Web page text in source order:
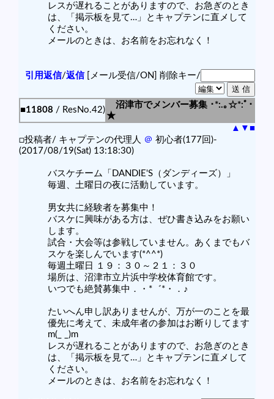
レスが遅れることがありますので、お急ぎのとき
は、「掲示板を見て…」とキャプテンに直メして
ください。
メールのときは、お名前をお忘れなく！
引用返信/返信[メール受信/ON] 削除キー/
■11808 / ResNo.42)
沼津市でメンバー募集 ･*:.｡☆*:ﾟ･
★
▲ ▼ ■
□投稿者/ キャプテンの代理人 ＠ 初心者(177回)-
(2017/08/19(Sat) 13:18:30)
バスケチーム「DANDIE'S（ダンディーズ）」
毎週、土曜日の夜に活動しています。
男女共に経験者を募集中！
バスケに興味がある方は、ぜひ書き込みをお願い
します。
試合・大会等は参戦していません。あくまでもバ
スケを楽しんでいます(*^^*)
毎週土曜日 １９：３０～２１：３０
場所は、沼津市立片浜中学校体育館です。
いつでも絶賛募集中．・*゛*・．♪
たいへん申し訳ありませんが、万が一のことを最
優先に考えて、未成年者の参加はお断りしてます
m(_ _)m
レスが遅れることがありますので、お急ぎのとき
は、「掲示板を見て…」とキャプテンに直メして
ください。
メールのときは、お名前をお忘れなく！